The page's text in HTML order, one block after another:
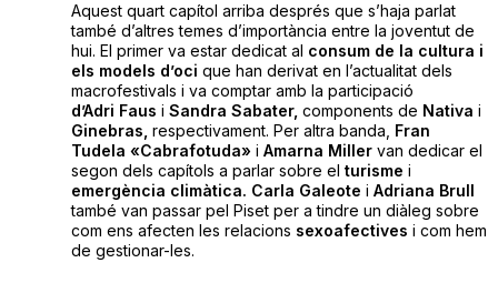
Aquest quart capítol arriba després que s’haja parlat
també d’altres temes d’importància entre la joventut de
hui. El primer va estar dedicat al consum de la cultura i
els models d’oci que han derivat en l’actualitat dels
macrofestivals i va comptar amb la participació
d’Adri Faus i Sandra Sabater, components de Nativa i
Ginebras, respectivament. Per altra banda, Fran
Tudela «Cabrafotuda» i Amarna Millervan dedicar el
segon dels capítols a parlar sobre el turisme i
emergència climàtica. Carla Galeote i Adriana Brull
també van passar pel Piset per a tindre un diàleg sobre
com ens afecten les relacions sexoafectives i com hem
de gestionar-les.